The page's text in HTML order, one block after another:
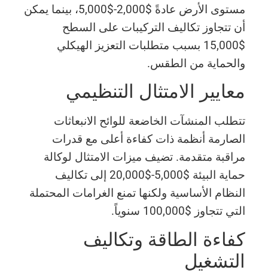
مستوى الأرض عادةً $2,000-$5,000، بينما يمكن
أن تتجاوز تكاليف التركيبات على السطح
$15,000 بسبب متطلبات التعزيز الهيكلي
والحماية من الطقس.
معايير الامتثال التنظيمي
تتطلب المنشآت الخاضعة للوائح الانبعاثات
الصارمة أنظمة ذات كفاءة أعلى مع قدرات
مراقبة متقدمة. تضيف ميزات الامتثال لوكالة
حماية البيئة $5,000-$20,000 إلى تكاليف
النظام الأساسية ولكنها تمنع الغرامات المحتملة
التي تتجاوز $100,000 سنوياً.
كفاءة الطاقة وتكاليف
التشغيل